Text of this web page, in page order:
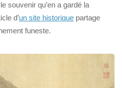
souvenir qu’en a gardé la
d’un site historique partage
funeste.